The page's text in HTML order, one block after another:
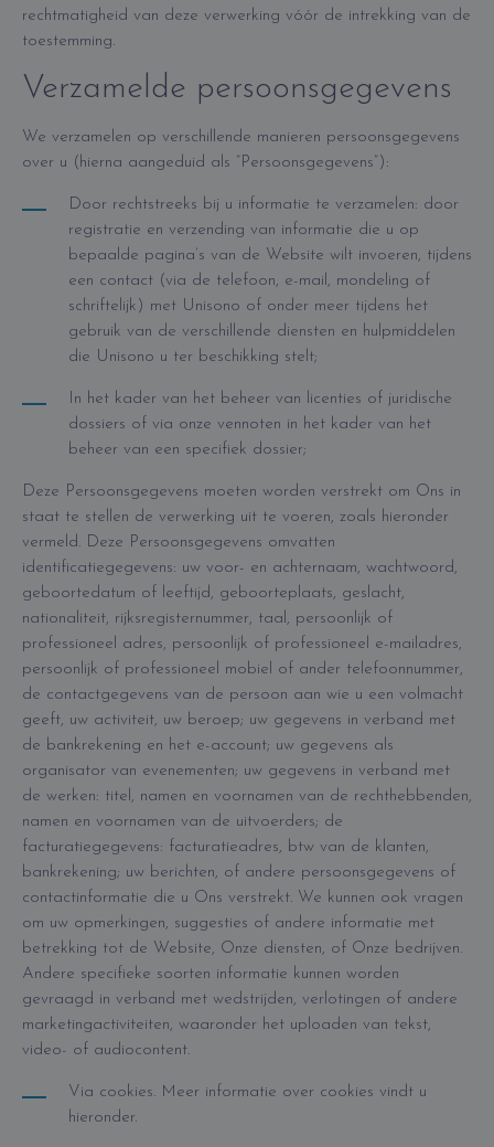
rechtmatigheid van deze verwerking vóór de intrekking van de
toestemming.
Verzamelde persoonsgegevens
We verzamelen op verschillende manieren persoonsgegevens
over u (hierna aangeduid als “Persoonsgegevens”):
Door rechtstreeks bij u informatie te verzamelen: door
registratie en verzending van informatie die u op
bepaalde pagina’s van de Website wilt invoeren, tijdens
een contact (via de telefoon, e-mail, mondeling of
schriftelijk) met Unisono of onder meer tijdens het
gebruik van de verschillende diensten en hulpmiddelen
die Unisono u ter beschikking stelt;
In het kader van het beheer van licenties of juridische
dossiers of via onze vennoten in het kader van het
beheer van een specifiek dossier;
Deze Persoonsgegevens moeten worden verstrekt om Ons in
staat te stellen de verwerking uit te voeren, zoals hieronder
vermeld. Deze Persoonsgegevens omvatten
identificatiegegevens: uw voor- en achternaam, wachtwoord,
geboortedatum of leeftijd, geboorteplaats, geslacht,
nationaliteit, rijksregisternummer, taal, persoonlijk of
professioneel adres, persoonlijk of professioneel e-mailadres,
persoonlijk of professioneel mobiel of ander telefoonnummer,
de contactgegevens van de persoon aan wie u een volmacht
geeft, uw activiteit, uw beroep; uw gegevens in verband met
de bankrekening en het e-account; uw gegevens als
organisator van evenementen; uw gegevens in verband met
de werken: titel, namen en voornamen van de rechthebbenden,
namen en voornamen van de uitvoerders; de
facturatiegegevens: facturatieadres, btw van de klanten,
bankrekening; uw berichten, of andere persoonsgegevens of
contactinformatie die u Ons verstrekt. We kunnen ook vragen
om uw opmerkingen, suggesties of andere informatie met
betrekking tot de Website, Onze diensten, of Onze bedrijven.
Andere specifieke soorten informatie kunnen worden
gevraagd in verband met wedstrijden, verlotingen of andere
marketingactiviteiten, waaronder het uploaden van tekst,
video- of audiocontent.
Via cookies. Meer informatie over cookies vindt u
hieronder.